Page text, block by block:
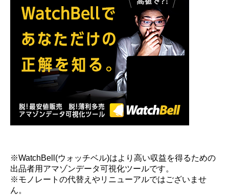
※WatchBell(ウォッチベル)はより高い収益を得るための
出品者用アマゾンデータ可視化ツールです。
※モノレートの代替えやリニューアルではございませ
ん。